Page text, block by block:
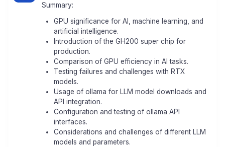
Summary:
GPU significance for AI, machine learning, and
artificial intelligence.
Introduction of the GH200 super chip for
production.
Comparison of GPU efficiency in AI tasks.
Testing failures and challenges with RTX
models.
Usage of ollama for LLM model downloads and
API integration.
Configuration and testing of ollama API
interfaces.
Considerations and challenges of different LLM
models and parameters.